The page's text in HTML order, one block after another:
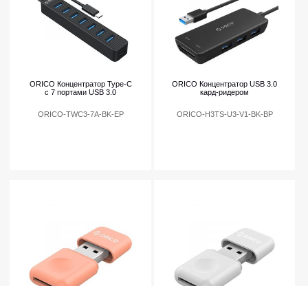
ORICO Концентратор Type-C
с 7 портами USB 3.0
ORICO-TWC3-7A-BK-EP
ORICO Концентратор USB 3.0
кард-ридером
ORICO-H3TS-U3-V1-BK-BP